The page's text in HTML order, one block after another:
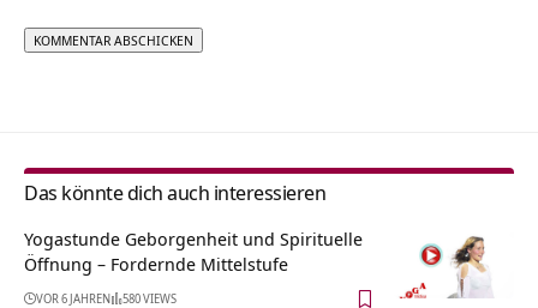
Das könnte dich auch interessieren
Yogastunde Geborgenheit und Spirituelle
Öffnung – Fordernde Mittelstufe
VOR 6 JAHREN 580 VIEWS